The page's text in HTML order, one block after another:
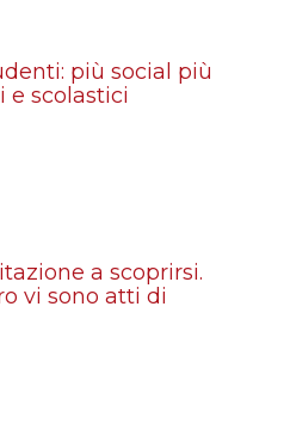
più social più
e scolastici
a scoprirsi.
vi sono atti di